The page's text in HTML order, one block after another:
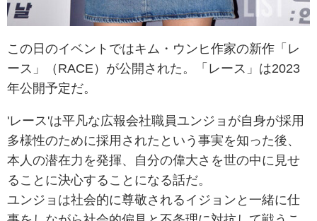
この日のイベントではキム・ウンヒ作家の新作「レ
ース」（RACE）が公開された。「レース」は2023
年公開予定だ。
'レース'は平凡な広報会社職員ユンジョが自身が採用
多様性のために採用されたという事実を知った後、
本人の潜在力を発揮、自分の偉大さを世の中に見せ
ることに決心することになる話だ。
ユンジョは社会的に尊敬されるイジョンと一緒に仕